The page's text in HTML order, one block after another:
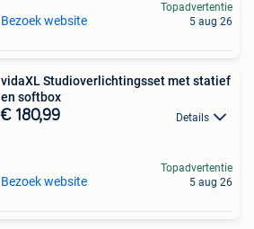
Bezoek website
Topadvertentie
5 aug 26
vidaXL Studioverlichtingsset met statief
en softbox
€ 180,99 Details
Bezoek website
Topadvertentie
5 aug 26